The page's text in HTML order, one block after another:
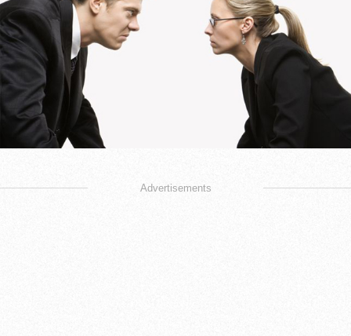
Advertisements